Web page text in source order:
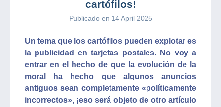
cartófilos!
Publicado en 14 April 2025
Un tema que los cartófilos pueden explotar es
la publicidad en tarjetas postales. No voy a
entrar en el hecho de que la evolución de la
moral ha hecho que algunos anuncios
antiguos sean completamente «políticamente
incorrectos», ¡eso será objeto de otro artículo